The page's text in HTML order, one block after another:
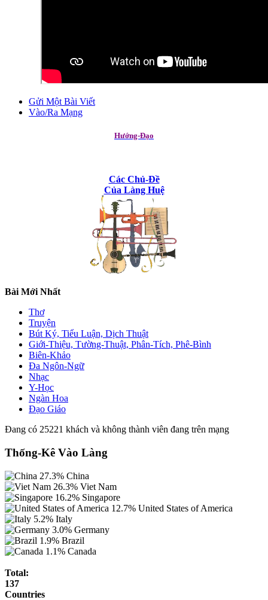
Gửi Một Bài Viết
Vào/Ra Mạng
Hướng-Đạo
Các Chủ-Đề
Của Làng Huệ
Bài Mới Nhất
Thơ
Truyện
Bút Ký, Tiểu Luận, Dịch Thuật
Giới-Thiệu, Tường-Thuật, Phân-Tích, Phê-Bình
Biên-Khảo
Đa Ngôn-Ngữ
Nhạc
Y-Học
Ngàn Hoa
Đạo Giáo
Đang có 25221 khách và không thành viên đang trên mạng
Thống-Kê Vào Làng
27.3% China
26.3% Viet Nam
16.2% Singapore
12.7% United States of America
5.2% Italy
3.0% Germany
1.9% Brazil
1.1% Canada
Total:
137
Countries